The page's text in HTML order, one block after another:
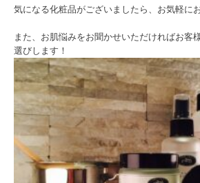
気になる化粧品がございましたら、お気軽に
また、お肌悩みをお聞かせいただければお客
選びします！